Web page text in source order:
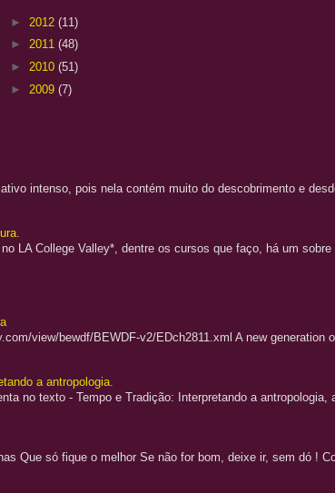
► 2012 (11)
► 2011 (48)
► 2010 (51)
► 2009 (7)
intenso, pois nela contém muito do descobrimento e
LA College Valley*, dentre os cursos que faço, há um
view/bewdf/BEWDF-v2/EDch2811.xml A new generation
a antropologia.
no texto - Tempo e Tradição: Interpretando a antropologia,
Que só fique o melhor Se não for bom, deixe ir, sem dó !